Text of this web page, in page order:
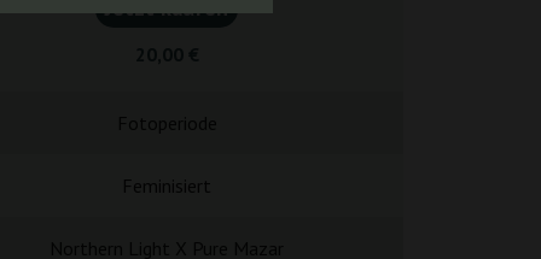
Jetzt kaufen
Feminisiert